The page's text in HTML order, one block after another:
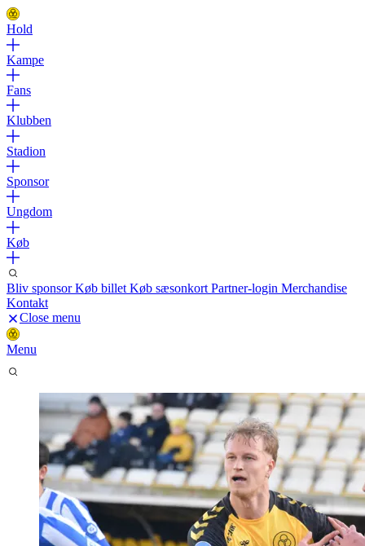
Hold
Kampe
Fans
Klubben
Stadion
Sponsor
Ungdom
Køb
Bliv sponsorKøb billet Køb sæsonkort Partner-login Merchandise
Kontakt
Close menu
Menu